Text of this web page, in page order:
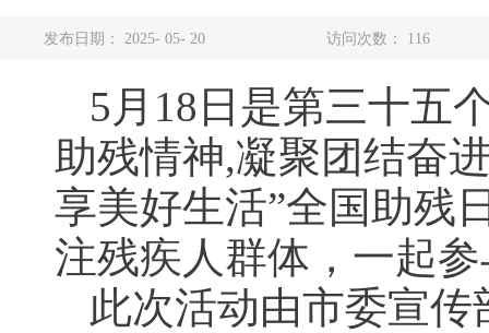
发布日期： 2025- 05- 20 访问次数： 116
5月18日是第三十五
助残情神,凝聚团结奋
享美好生活”全国助残
注残疾人群体，一起
此次活动由市委宣